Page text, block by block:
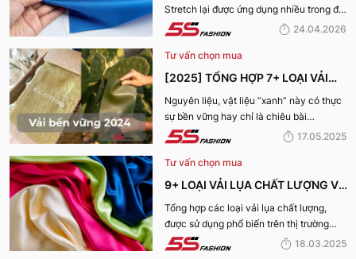
COTTON STRETCH
Stretch lại được ứng dụng nhiều trong đời
sống? Hãy cùng 5S Fashion tìm hiểu chi
24.04.2026
Tư vấn chọn mua
[2025] TỔNG HỢP 7+ LOẠI VẢI
BỀN VỮNG, THÂN THIỆN VỚI MÔI
TRƯỜNG
Nguyên liệu, vật liệu “xanh” này có thực
sự bền vững hay chỉ là chiêu bài
marketing? Cùng 5S Fashion khám phá
năm 2025 giúp bạn nhìn rõ sự thật phía
sau những chiếc bộ trang phục vừa đẹp
17.05.2025
Tư vấn chọn mua
9+ LOẠI VẢI LỤA CHẤT LƯỢNG VÀ
TỐT NHẤT HIỆN NAY
Tổng hợp các loại vải lụa chất lượng,
được sử dụng phổ biến trên thị trường
hiện nay sẽ được 5S Fashion cung cấp
18.03.2025